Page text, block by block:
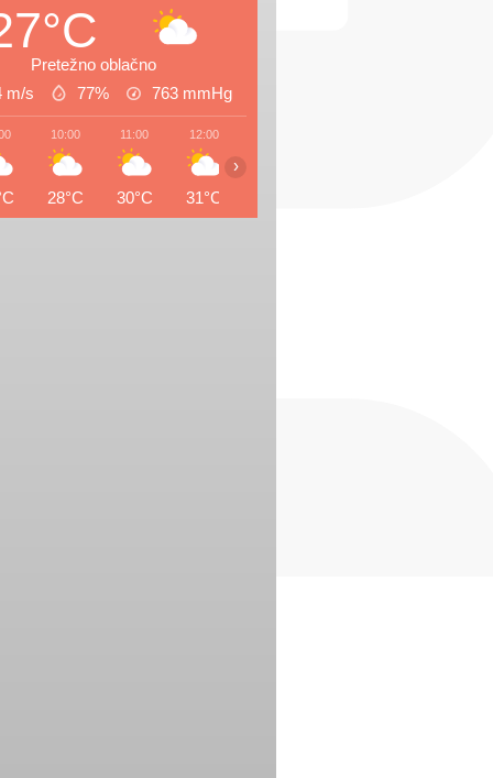
Pretežno oblačno
m/s
77% 763 mmHg
10:00
28°C
11:00
30°C
12:00
31°C
›